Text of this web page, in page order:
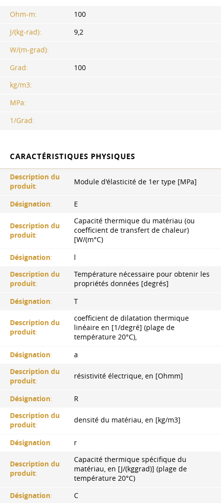
Ohm-m:
100
J/(kg-rad):
9,2
W/(m-grad):
Grad:
100
kg/m3:
MPa:
1/Grad:
CARACTÉRISTIQUES PHYSIQUES
Description du
produit:
Module d'élasticité de 1er type [MPa]
Désignation: E
Description du
produit:
Capacité thermique du matériau (ou
coefficient de transfert de chaleur)
[W/(m°C)
Désignation:
l
Description du
produit:
Température nécessaire pour obtenir les
propriétés données [degrés]
Désignation: T
Description du
produit:
coefficient de dilatation thermique
linéaire en [1/degré] (plage de
température 20°C),
Désignation:
a
Description du
produit:
résistivité électrique, en [Ohmm]
Désignation:
R
Description du
produit:
densité du matériau, en [kg/m3]
Désignation: r
Description du
produit:
Capacité thermique spécifique du
matériau, en [J/(kggrad)] (plage de
température 20°C)
Désignation: C